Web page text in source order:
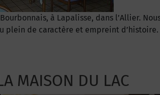
à Lapalisse, dans l’Allier.
plein de caractère et empreint d’histoire.
MAISON DU LAC